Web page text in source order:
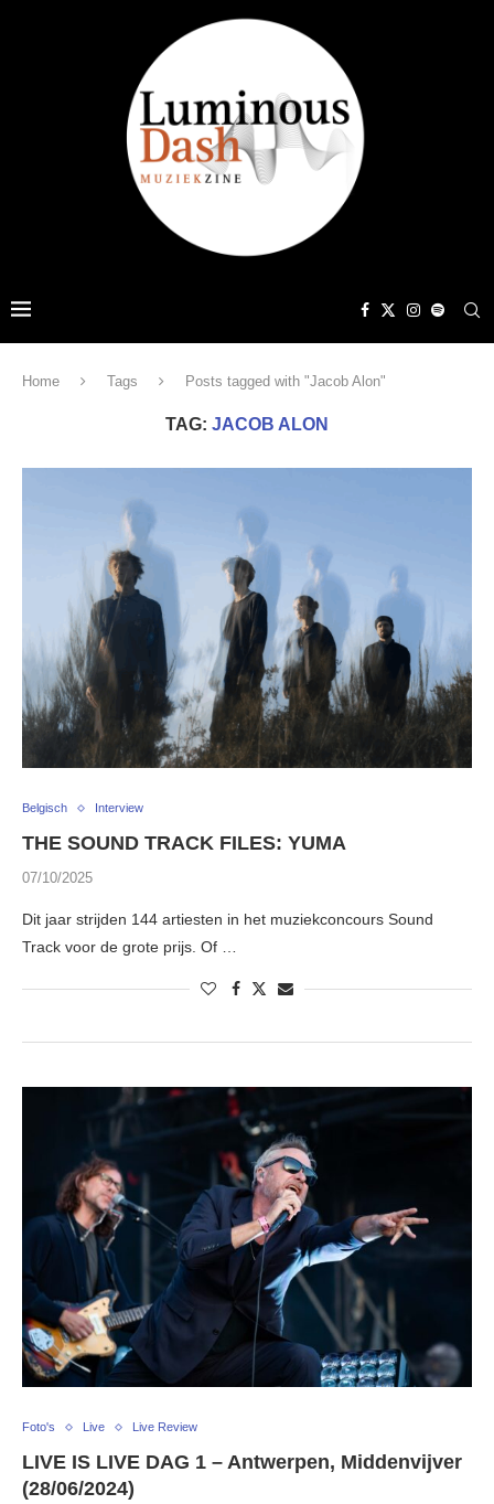
Home Tags Posts tagged with "Jacob Alon"
TAG: JACOB ALON
Belgisch Interview
THE SOUND TRACK FILES: YUMA
07/10/2025
Dit jaar strijden 144 artiesten in het muziekconcours Sound
Track voor de grote prijs. Of …
Foto's Live Live Review
LIVE IS LIVE DAG 1 – Antwerpen, Middenvijver
(28/06/2024)